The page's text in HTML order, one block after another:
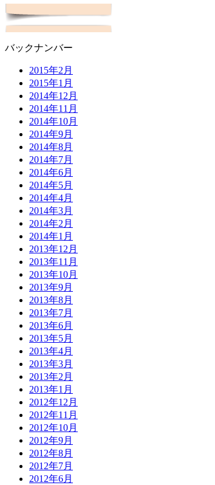
バックナンバー
2015年2月
2015年1月
2014年12月
2014年11月
2014年10月
2014年9月
2014年8月
2014年7月
2014年6月
2014年5月
2014年4月
2014年3月
2014年2月
2014年1月
2013年12月
2013年11月
2013年10月
2013年9月
2013年8月
2013年7月
2013年6月
2013年5月
2013年4月
2013年3月
2013年2月
2013年1月
2012年12月
2012年11月
2012年10月
2012年9月
2012年8月
2012年7月
2012年6月